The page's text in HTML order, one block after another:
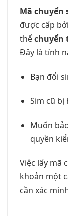
Mã chuyển
được cấp
thểchuyển
Đây là tính
Bạn đổi
Sim cũ bị
Muốn
quyền
Việc lấy mã
khoản một
cần xác